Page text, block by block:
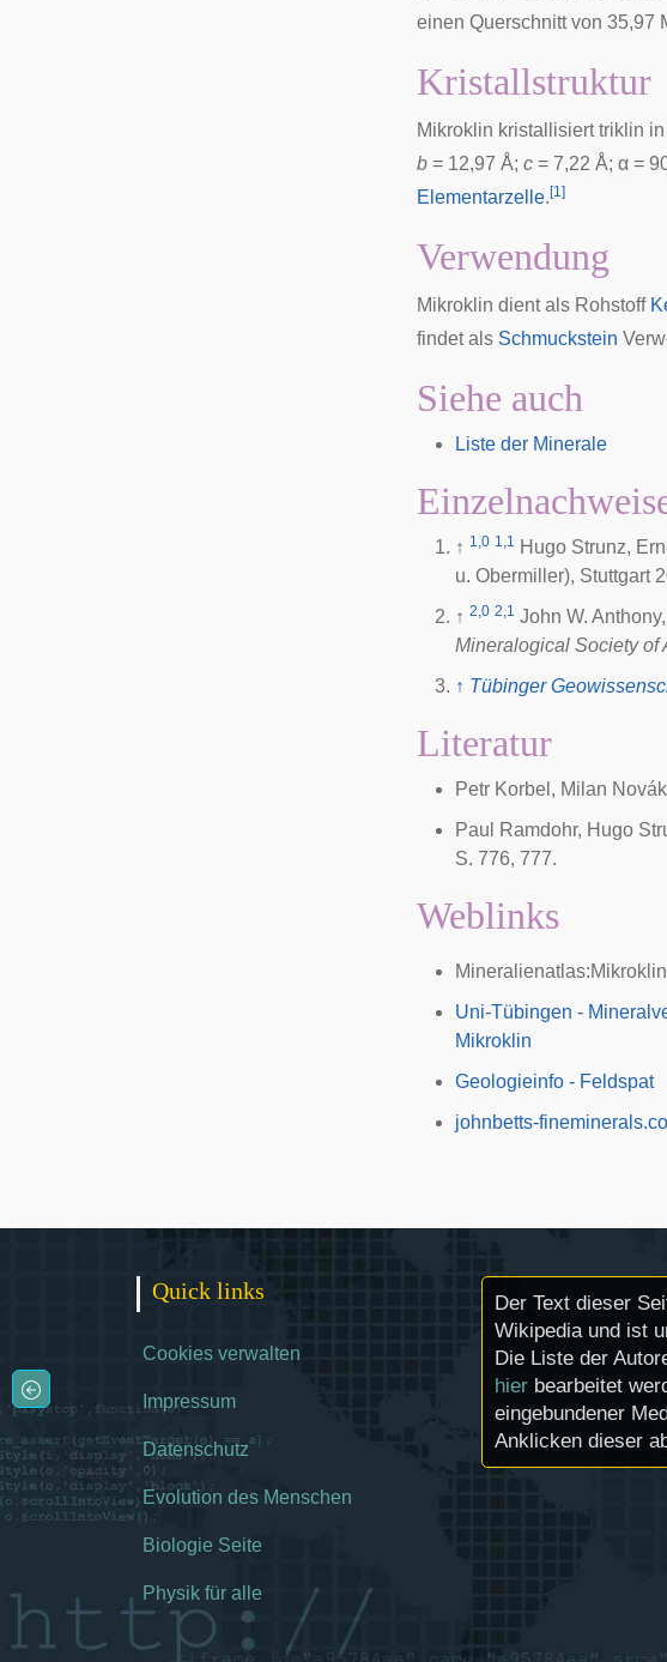
einen Querschnitt von 35,97
Kristallstruktur
Mikroklin kristallisiert triklin
b = 12,97 Å; c = 7,22 Å; α =
Elementarzelle. [1]
Verwendung
Mikroklin dient als Rohstoff
findet als Schmuckstein
Siehe auch
Liste der Minerale
↑ 1,0 1,1 Hugo Strunz,
u. Obermiller), Stuttgart
↑ 2,0 2,1 John W.
Mineralogical Society of
↑ Tübinger
Literatur
Petr Korbel, Milan
Paul Ramdohr, Hugo
S. 776, 777.
Weblinks
Mineralienatlas:Mikroklin
Uni-Tübingen -
Mikroklin
Geologieinfo - Feldspat
johnbetts-
Quick links
Cookies verwalten
Impressum
Datenschutz
Evolution des Menschen
Biologie Seite
Physik für alle
Der Text dieser
Wikipedia und ist
Die Liste der
hier bearbeitet
eingebundener
Anklicken dieser